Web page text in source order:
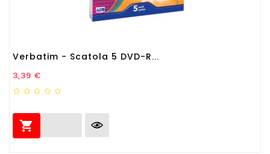
Verbatim - Scatola 5 DVD-R...
Prezzo
3,39 €
